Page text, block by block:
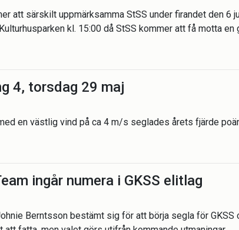
att särskilt uppmärksamma StSS under firandet den 6
kl. 15:00 då StSS kommer att få motta en
4, torsdag 29 maj
en västlig vind på ca 4 m/s seglades årets fjärde
ingår numera i GKSS elitlag
Berntsson bestämt sig för att börja segla för GKSS